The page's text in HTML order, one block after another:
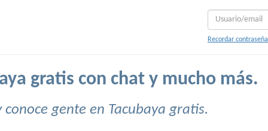
Recordar contraseña
gratis con chat y mucho más.
conoce gente en Tacubaya gratis.